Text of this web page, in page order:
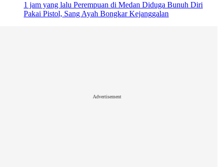
1 jam yang lalu Perempuan di Medan Diduga Bunuh Diri
Pakai Pistol, Sang Ayah Bongkar Kejanggalan
Advertisement